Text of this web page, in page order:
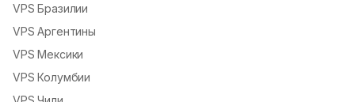
VPS Бразилии
VPS Аргентины
VPS Мексики
VPS Колумбии